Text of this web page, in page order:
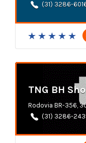
(31) 3286-
TNG BH
Rodovia BR-356,
(31) 3286-